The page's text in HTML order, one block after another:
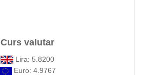
Curs valutar
Lira: 5.8200
Euro: 4.9767